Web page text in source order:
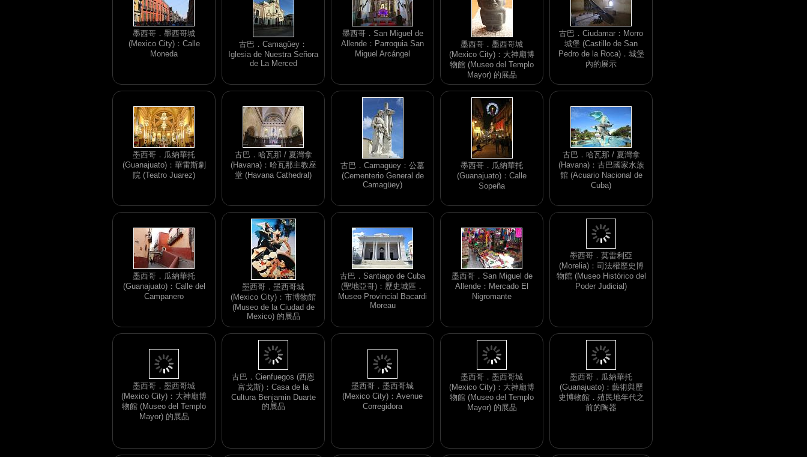
墨西哥．墨西哥城
(Mexico City)：Calle
Moneda
古巴．Camagüey：
Iglesia de Nuestra Señora
de La Merced
墨西哥．San Miguel de
Allende：Parroquia San
Miguel Arcángel
墨西哥．墨西哥城
(Mexico City)：大神廟博
物館 (Museo del Templo
Mayor) 的展品
古巴．Ciudamar：Morro
城堡 (Castillo de San
Pedro de la Roca)．城堡
內的展示
墨西哥．瓜納華托
(Guanajuato)：華雷斯劇
院 (Teatro Juarez)
古巴．哈瓦那 / 夏灣拿
(Havana)：哈瓦那主教座
堂 (Havana Cathedral)
古巴．Camagüey：公墓
(Cementerio General de
Camagüey)
墨西哥．瓜納華托
(Guanajuato)：Calle
Sopeña
古巴．哈瓦那 / 夏灣拿
(Havana)：古巴國家水族
館 (Acuario Nacional de
Cuba)
墨西哥．瓜納華托
(Guanajuato)：Calle del
Campanero
墨西哥．墨西哥城
(Mexico City)：市博物館
(Museo de la Ciudad de
Mexico) 的展品
古巴．Santiago de Cuba
(聖地亞哥)：歷史城區．
Museo Provincial Bacardi
Moreau
墨西哥．San Miguel de
Allende：Mercado El
Nigromante
墨西哥．莫雷利亞
墨西哥．墨西哥城
(Mexico City)：大神廟博
物館 (Museo del Templo
古巴．Cienfuegos (西恩
墨西哥．墨西哥城
(Mexico City)：Avenue
墨西哥．墨西哥城
墨西哥．瓜納華托